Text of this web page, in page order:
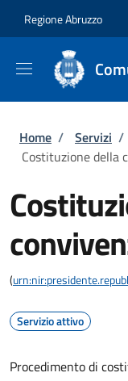
Regione Abruzzo
Briciole
Home / Servizi /
Costituzione della
(
Servizio attivo
Procedimento di